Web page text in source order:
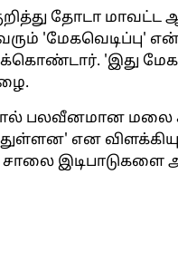
தோடா
வரும்
'இது
பலவீனமான மலை
என
இடிபாடுகளை